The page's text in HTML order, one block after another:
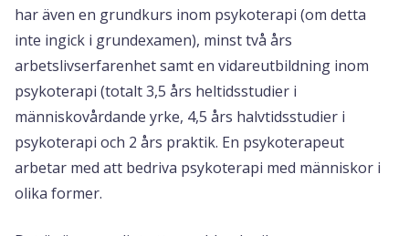
har även en grundkurs inom psykoterapi (om detta
inte ingick i grundexamen), minst två års
arbetslivserfarenhet samt en vidareutbildning inom
psykoterapi (totalt 3,5 års heltidsstudier i
människovårdande yrke, 4,5 års halvtidsstudier i
psykoterapi och 2 års praktik. En psykoterapeut
arbetar med att bedriva psykoterapi med människor i
olika former.